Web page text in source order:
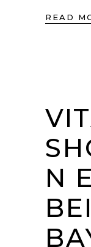
READ
N
BEI